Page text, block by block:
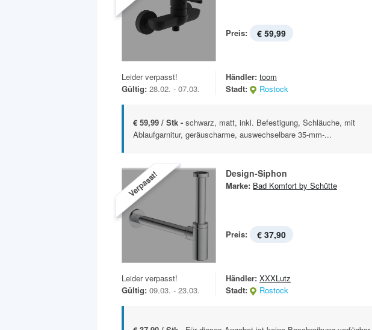
Preis: € 59,99
Leider verpasst!
Gültig: 28.02. - 07.03.
Händler: toom
Stadt:
Rostock
€ 59,99 / Stk - schwarz, matt, inkl. Befestigung, Schläuche, mit
Ablaufgarnitur, geräuscharme, auswechselbare 35‑mm‑...
Verpasst! Design-Siphon
Marke: Bad Komfort by Schütte
Preis: € 37,90
Leider verpasst!
Gültig: 09.03. - 23.03.
Händler: XXXLutz
Stadt:
Rostock